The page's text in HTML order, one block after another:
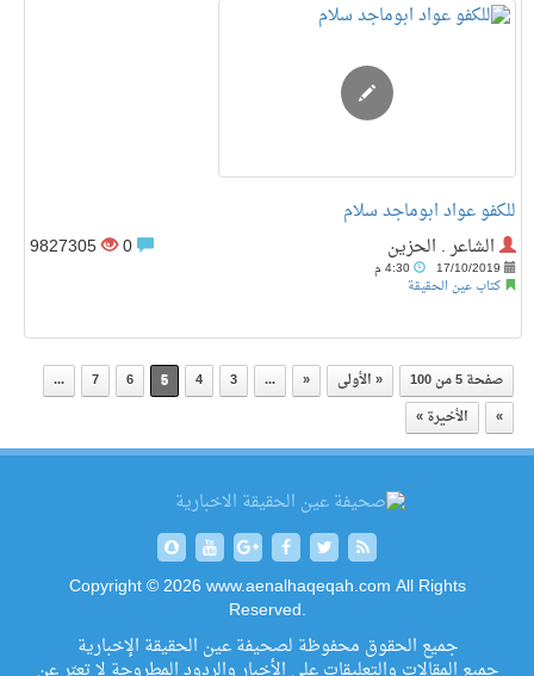
للكفو عواد ابوماجد سلام
الشاعر . الحزين
17/10/2019
كتاب عين الحقيقة
9827305
صفحة 5 من 100 « الأولى «
...
3
4
5
6
7
...
»
الأخيرة »
Copyright © 2026 www.aenalhaqeqah.com All Rights
Reserved.
جميع الحقوق محفوظة لصحيفة عين الحقيقة الإخبارية